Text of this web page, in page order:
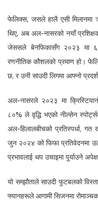
फेलिक्स, जसले हालै एसी मिलानमा
थिए, अब अल-नासरको नयाँ
जेससले बेनफिकासँग २०२३ मा
रणनीतिक कौशलको प्रमाण हो।
छ, र उनी साउदी लिगमा आफ्नो
अल-नासरले २०२३ मा
८०% ले वृद्धि भएको नील्सेन
अल-हिलालबीचको प्रतिस्पर्धा,
जुन २०२४ को फिफा प्रतिवेदनमा
प्रभावलाई थप उचाइमा पुर्याउने
यो सम्झौताले साउदी फुटबलको
फ्यानहरूले आगामी सिजनमा